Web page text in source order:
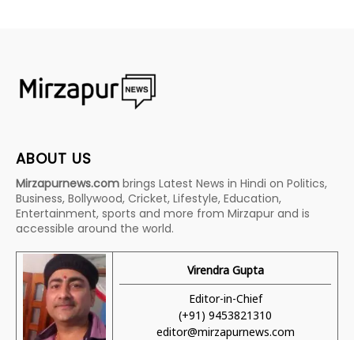
ABOUT US
Mirzapurnews.com brings Latest News in Hindi on Politics,
Business, Bollywood, Cricket, Lifestyle, Education,
Entertainment, sports and more from Mirzapur and is
accessible around the world.
Virendra Gupta
Editor-in-Chief
(+91) 9453821310
editor@mirzapurnews.com